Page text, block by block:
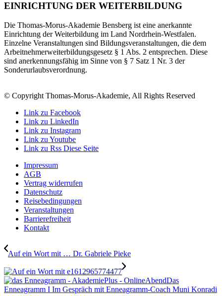
EINRICHTUNG DER WEITERBILDUNG
Die Thomas-Morus-Akademie Bensberg ist eine anerkannte
Einrichtung der Weiterbildung im Land Nordrhein-Westfalen.
Einzelne Veranstaltungen sind Bildungsveranstaltungen, die dem
Arbeitnehmerweiterbildungsgesetz § 1 Abs. 2 entsprechen. Diese
sind anerkennungsfähig im Sinne von § 7 Satz 1 Nr. 3 der
Sonderurlaubsverordnung.
© Copyright Thomas-Morus-Akademie, All Rights Reserved
Link zu Facebook
Link zu LinkedIn
Link zu Instagram
Link zu Youtube
Link zu Rss Diese Seite
Impressum
AGB
Vertrag widerrufen
Datenschutz
Reisebedingungen
Veranstaltungen
Barrierefreiheit
Kontakt
Auf ein Wort mit … Dr. Gabriele Pieke
Das
Enneagramm I Im Gespräch mit Enneagramm-Coach Muni Konradi